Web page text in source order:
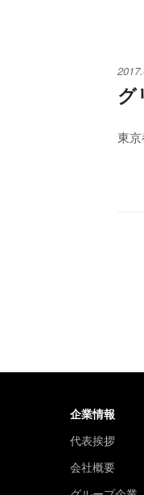
グ
東
企業情報
代表挨拶
会社概要